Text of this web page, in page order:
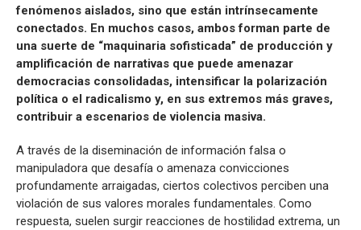
fenómenos aislados, sino que están intrínsecamente
conectados. En muchos casos, ambos forman parte de
una suerte de “maquinaria sofisticada” de producción y
amplificación de narrativas que puede amenazar
democracias consolidadas, intensificar la polarización
política o el radicalismo y, en sus extremos más graves,
contribuir a escenarios de violencia masiva.
A través de la diseminación de información falsa o
manipuladora que desafía o amenaza convicciones
profundamente arraigadas, ciertos colectivos perciben una
violación de sus valores morales fundamentales. Como
respuesta, suelen surgir reacciones de hostilidad extrema, un